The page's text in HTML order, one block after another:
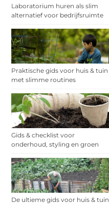
Laboratorium huren als slim
alternatief voor bedrijfsruimte
Praktische gids voor huis & tuin
met slimme routines
Gids & checklist voor
onderhoud, styling en groen
De ultieme gids voor huis & tuin